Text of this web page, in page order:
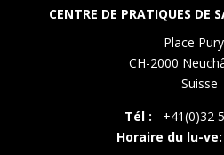
CENTRE DE PRATIQUES DE
Place
CH-2000
Suisse
Tél :
+41(0)32
Horaire du lu-ve: